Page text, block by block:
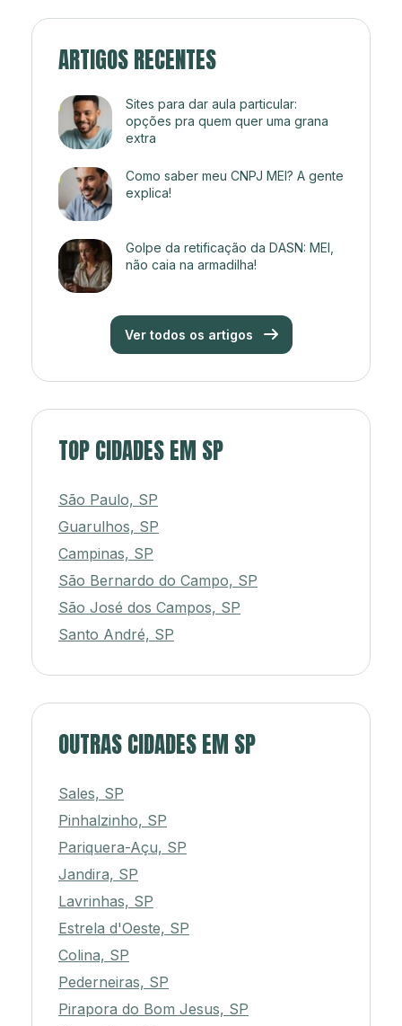
ARTIGOS RECENTES
Sites para dar aula particular:
opções pra quem quer uma grana
extra
Como saber meu CNPJ MEI? A gente
explica!
Golpe da retificação da DASN: MEI,
não caia na armadilha!
Ver todos os artigos
TOP CIDADES EM SP
São Paulo, SP
Guarulhos, SP
Campinas, SP
São Bernardo do Campo, SP
São José dos Campos, SP
Santo André, SP
OUTRAS CIDADES EM SP
Sales, SP
Pinhalzinho, SP
Pariquera-Açu, SP
Jandira, SP
Lavrinhas, SP
Estrela d'Oeste, SP
Colina, SP
Pederneiras, SP
Pirapora do Bom Jesus, SP